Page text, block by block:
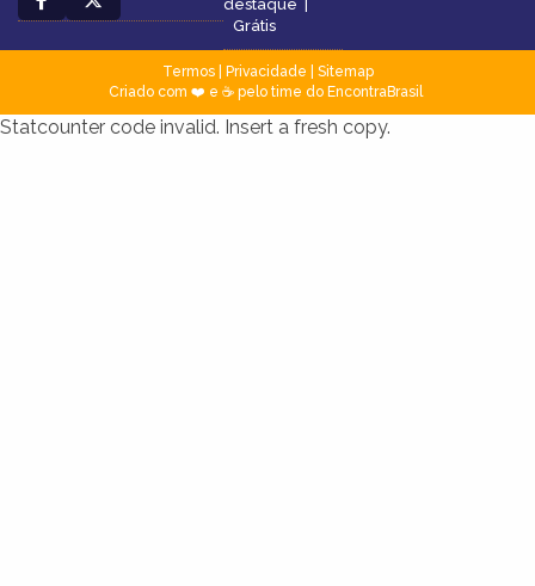
destaque |
Grátis
Termos| Privacidade
Sitemap
Criado com ❤️ e ☕ pelo time do EncontraBrasil
Statcounter code invalid. Insert a fresh copy.